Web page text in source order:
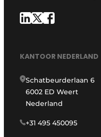
KANTOOR NEDERLAND
Schatbeurderlaan 6
6002 ED Weert
Nederland
+31 495 450095